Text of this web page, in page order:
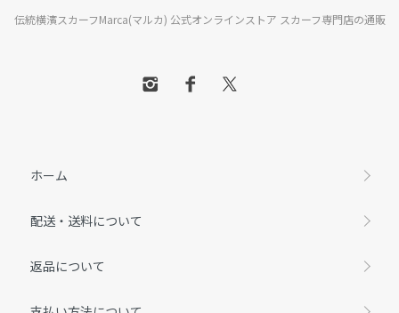
伝統横濱スカーフMarca(マルカ) 公式オンラインストア スカーフ専門店の通販
ホーム
配送・送料について
返品について